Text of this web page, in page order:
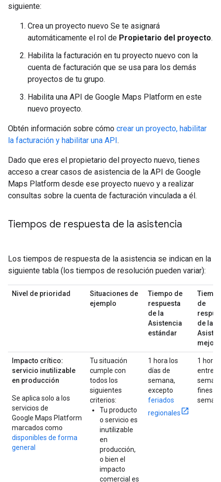
siguiente:
Crea un proyecto nuevo Se te asignará
automáticamente el rol de Propietario del proyecto.
Habilita la facturación en tu proyecto nuevo con la
cuenta de facturación que se usa para los demás
proyectos de tu grupo.
Habilita una API de Google Maps Platform en este
nuevo proyecto.
Obtén información sobre cómo crear un proyecto, habilitar
la facturación y habilitar una API.
Dado que eres el propietario del proyecto nuevo, tienes
acceso a crear casos de asistencia de la API de Google
Maps Platform desde ese proyecto nuevo y a realizar
consultas sobre la cuenta de facturación vinculada a él.
Tiempos de respuesta de la asistencia
Los tiempos de respuesta de la asistencia se indican en la
siguiente tabla (los tiempos de resolución pueden variar):
Nivel de prioridad
Situaciones de
ejemplo
Tiempo de
respuesta
de la
Asistencia
estándar
de
de la
Impacto crítico:
servicio inutilizable
en producción
Se aplica solo a los
servicios de
Google Maps Platform
marcados como
disponibles de forma
general
Tu situación
cumple con
todos los
siguientes
criterios:
Tu producto
o servicio es
inutilizable
en
producción,
o bien el
impacto
comercial es
1 hora los
días de
semana,
excepto
feriados
regionales
1 hora
entre
fines